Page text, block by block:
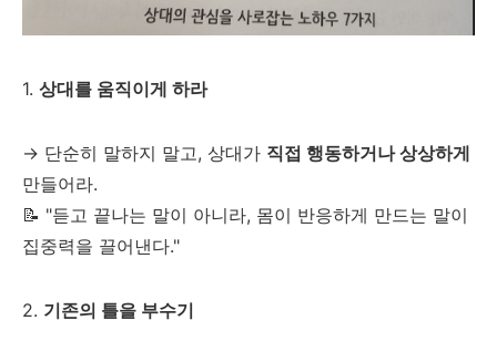
1. 상대를 움직이게 하라
→ 단순히 말하지 말고, 상대가 직접 행동하거나 상상하게
만들어라.
📝 "듣고 끝나는 말이 아니라, 몸이 반응하게 만드는 말이
집중력을 끌어낸다."
2. 기존의 틀을 부수기